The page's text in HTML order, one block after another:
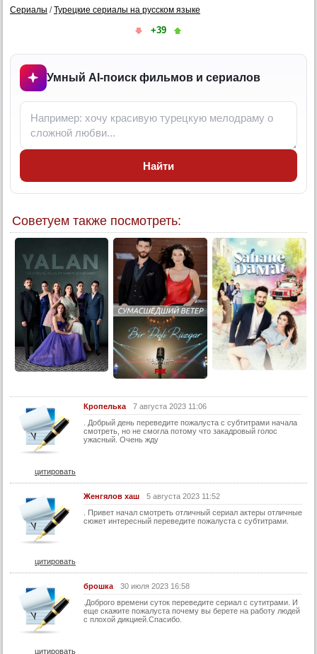
Сериалы /Турецкие сериалы на русском языке
+39
Умный AI-поиск фильмов и сериалов
Найти
Советуем также посмотреть:
Кропелька
7 августа 2023 11:06
. Добрый день переведите пожалуста с субтитрами начала
смотреть, но не смогла потому что закадровый голос
ужасный. Очень жду
цитировать
Женгялов хаш
5 августа 2023 11:52
. Привет начал смотреть отличный сериал актеры отличные
сюжет интересный переведите пожалуста с субтитрами.
цитировать
брошка
30 июля 2023 16:58
.Доброго времени суток переведите сериал с сутитрами. И
еще скажите пожалуста почему вы берете на работу людей
с плохой дикцией.Спасибо.
цитировать